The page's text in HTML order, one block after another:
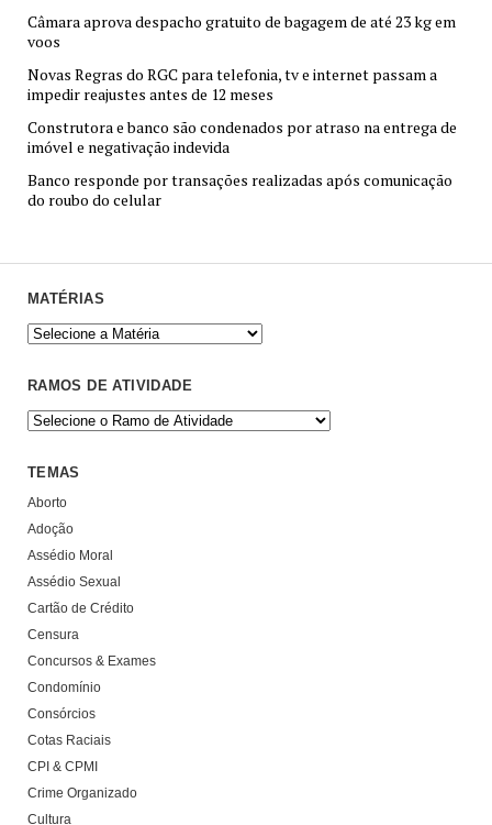
Câmara aprova despacho gratuito de bagagem de até 23 kg em
voos
Novas Regras do RGC para telefonia, tv e internet passam a
impedir reajustes antes de 12 meses
Construtora e banco são condenados por atraso na entrega de
imóvel e negativação indevida
Banco responde por transações realizadas após comunicação
do roubo do celular
MATÉRIAS
RAMOS DE ATIVIDADE
TEMAS
Aborto
Adoção
Assédio Moral
Assédio Sexual
Cartão de Crédito
Censura
Concursos & Exames
Condomínio
Consórcios
Cotas Raciais
CPI & CPMI
Crime Organizado
Cultura